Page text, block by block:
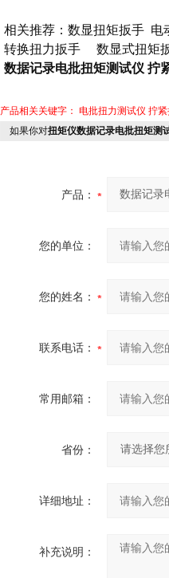
相关推荐： 数显扭矩扳手 电
转换扭力扳手
数显式扭矩
数据记录电批扭矩测试仪 拧
产品相关关键字： 电批扭力测试仪 拧
如果你对扭矩仪数据记录电批扭矩测
产品：
您的单位：
您的姓名：
联系电话：
常用邮箱：
省份：
详细地址：
补充说明：